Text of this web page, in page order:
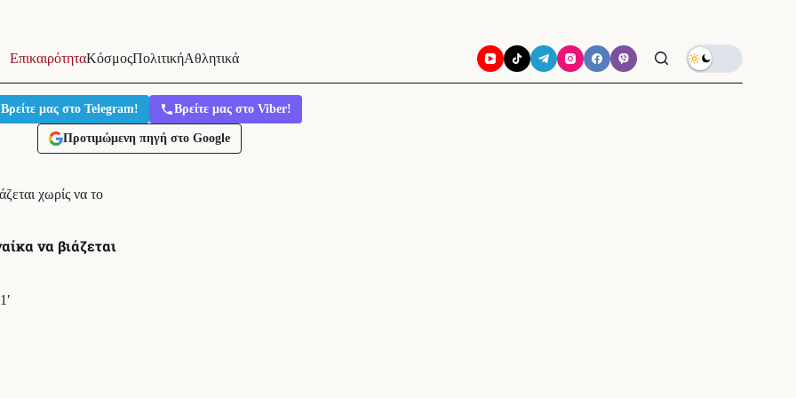
ΕπικαιρότηταΚόσμοςΠολιτικήΑθλητικά
Βρείτε μας στο Telegram! Βρείτε μας στο Viber!
Προτιμώμενη πηγή στο Google
χωρίς να το
να βιάζεται
1′